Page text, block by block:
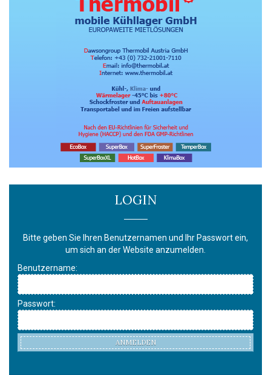
LOGIN
Bitte geben Sie Ihren Benutzernamen und Ihr Passwort ein,
um sich an der Website anzumelden.
Benutzername:
Passwort:
ANMELDEN